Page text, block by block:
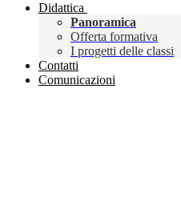
Didattica
Panoramica
Offerta formativa
I progetti delle classi
Contatti
Comunicazioni